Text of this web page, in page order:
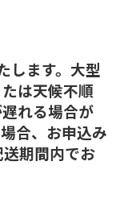
します。大型
は天候不順
れる場合が
合、お申込み
期間内でお